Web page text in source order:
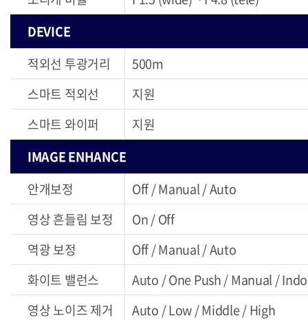
DEVICE
적외선 투광거리
500m
스마트 적외선
지원
스마트 와이퍼
지원
IMAGE ENHANCE
안개보정
Off / Manual / Auto
영상 흔들림 보정
On / Off
역광 보정
Off / Manual / Auto
화이트 밸런스
Auto / One Push / Manual /
영상 노이즈 제거
Auto / Low / Middle / High